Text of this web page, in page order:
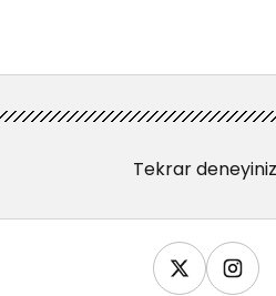
Tekrar